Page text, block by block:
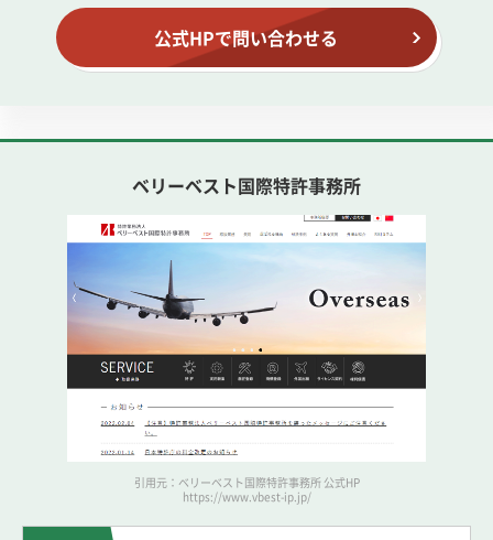
公式HPで問い合わせる
ベリーベスト国際特許事務所
引用元：ベリーベスト国際特許事務所 公式HP
https://www.vbest-ip.jp/